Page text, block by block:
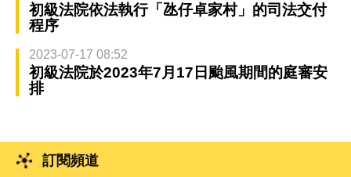
初級法院依法執行「氹仔卓家村」的司法交付
程序
2023-07-17 08:52
初級法院於2023年7月17日颱風期間的庭審安
排
訂閱頻道